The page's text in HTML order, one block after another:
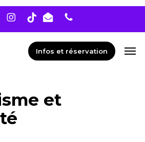
Infos et réservation
et
Menu